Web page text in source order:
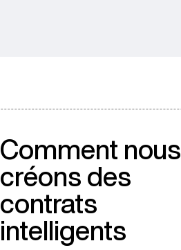
Comment nous
créons des
contrats
intelligents